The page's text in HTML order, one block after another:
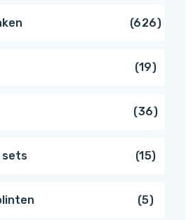
626626
1919
3636
sets 1515
55